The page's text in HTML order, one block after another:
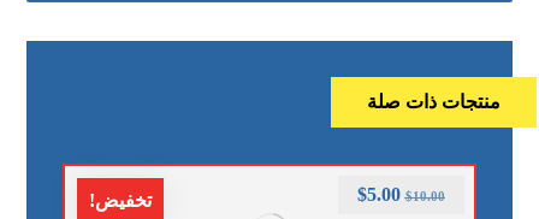
منتجات ذات صلة
تخفيض! $10.00
$5.00